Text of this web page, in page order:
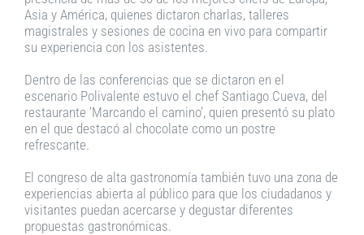
Asia y América, quienes dictaron charlas, talleres
magistrales y sesiones de cocina en vivo para compartir
su experiencia con los asistentes.
Dentro de las conferencias que se dictaron en el
escenario Polivalente estuvo el chef Santiago Cueva, del
restaurante ‘Marcando el camino’, quien presentó su plato
en el que destacó al chocolate como un postre
refrescante.
El congreso de alta gastronomía también tuvo una zona de
experiencias abierta al público para que los ciudadanos y
visitantes puedan acercarse y degustar diferentes
propuestas gastronómicas.